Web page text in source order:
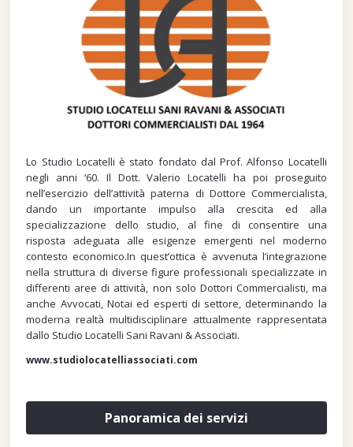
Lo Studio Locatelli è stato fondato dal Prof. Alfonso Locatelli
negli anni ‘60. Il Dott. Valerio Locatelli ha poi proseguito
nell’esercizio dell’attività paterna di Dottore Commercialista,
dando un importante impulso alla crescita ed alla
specializzazione dello studio, al fine di consentire una
risposta adeguata alle esigenze emergenti nel moderno
contesto economico.In quest’ottica è avvenuta l’integrazione
nella struttura di diverse figure professionali specializzate in
differenti aree di attività, non solo Dottori Commercialisti, ma
anche Avvocati, Notai ed esperti di settore, determinando la
moderna realtà multidisciplinare attualmente rappresentata
dallo Studio Locatelli Sani Ravani & Associati.
www.studiolocatelliassociati.com
Panoramica dei servizi